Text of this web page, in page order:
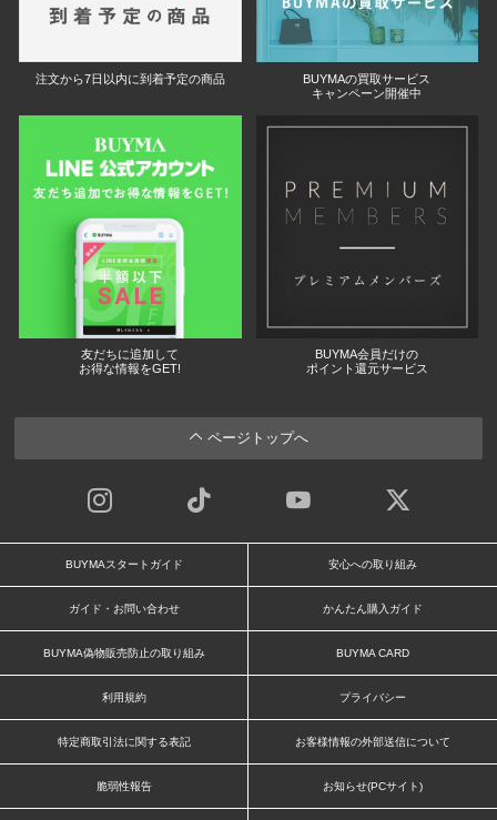
注文から7日以内に到着予定の商品
BUYMAの買取サービス
キャンペーン開催中
友だちに追加して
お得な情報をGET!
BUYMA会員だけの
ポイント還元サービス
ページトップへ
BUYMAスタートガイド 安心への取り組み
ガイド・お問い合わせ かんたん購入ガイド
BUYMA偽物販売防止の取り組み BUYMA CARD
利用規約 プライバシー
特定商取引法に関する表記 お客様情報の外部送信について
脆弱性報告 お知らせ(PCサイト)